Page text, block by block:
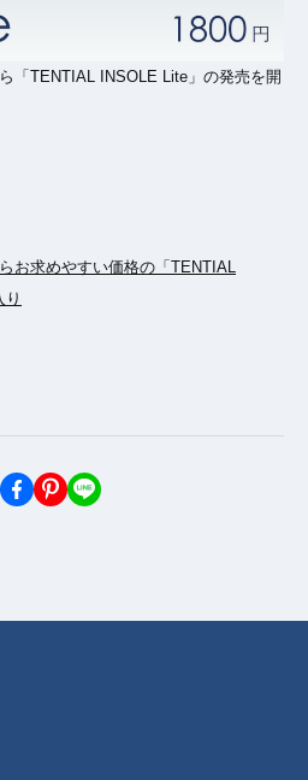
「TENTIAL INSOLE Lite」の発売を開
お求めやすい価格の「TENTIAL
り